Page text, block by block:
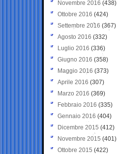
Novembre 2016 (438)
Ottobre 2016 (424)
Settembre 2016 (367)
Agosto 2016 (332)
Luglio 2016 (336)
Giugno 2016 (358)
Maggio 2016 (373)
Aprile 2016 (307)
Marzo 2016 (369)
Febbraio 2016 (335)
Gennaio 2016 (404)
Dicembre 2015 (412)
Novembre 2015 (401)
Ottobre 2015 (422)